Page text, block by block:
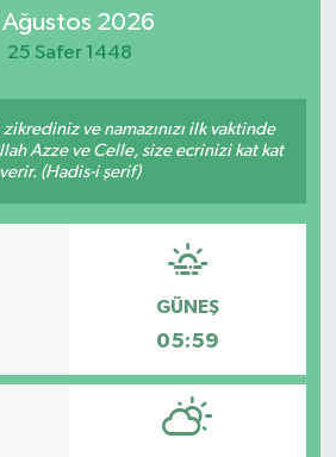
Ağustos 2026
25 Safer 1448
ve namazınızı ilk vaktinde
Azze ve Celle, size ecrinizi kat kat
verir. (Hadis-i şerif)
GÜNEŞ
05:59